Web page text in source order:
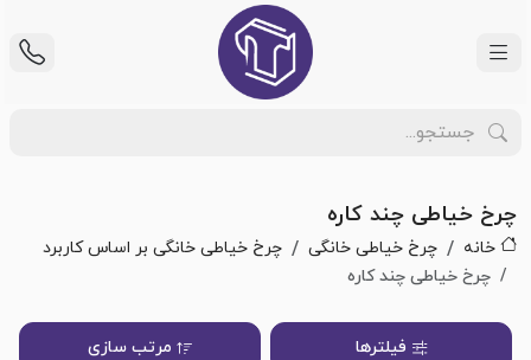
چرخ خیاطی چند کاره
خانه چرخ خیاطی خانگی
چرخ خیاطی خانگی بر اساس کاربرد
چرخ خیاطی چند کاره
فیلترها مرتب سازی